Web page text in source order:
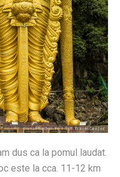
dus ca la pomul laudat.
este la cca. 11-12 km